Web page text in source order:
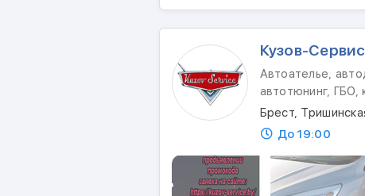
Кузов-Сервис
Автоателье,
автотюнинг, ГБО,
Брест,
До 19:00